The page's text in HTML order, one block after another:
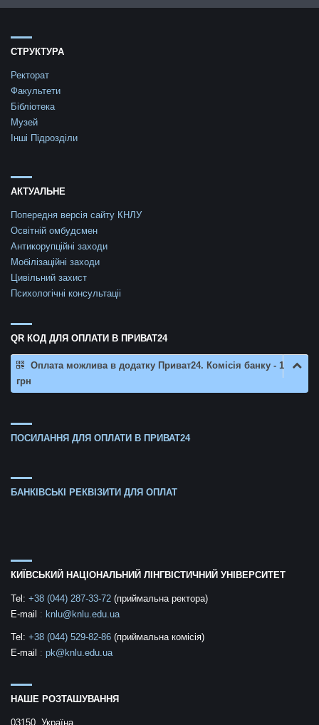
СТРУКТУРА
Ректорат
Факультети
Бібліотека
Музей
Інші Підрозділи
АКТУАЛЬНЕ
Попередня версія сайту КНЛУ
Освітній омбудсмен
Антикорупційні заходи
Мобілізаційні заходи
Цивільний захист
Психологічні консультаціі
QR КОД ДЛЯ ОПЛАТИ В ПРИВАТ24
Оплата можлива в додатку Приват24. Комісія банку - 1
грн
ПОСИЛАННЯ ДЛЯ ОПЛАТИ В ПРИВАТ24
БАНКІВСЬКІ РЕКВІЗИТИ ДЛЯ ОПЛАТ
КИЇВСЬКИЙ НАЦІОНАЛЬНИЙ ЛІНГВІСТИЧНИЙ УНІВЕРСИТЕТ
Tel: +38 (044) 287-33-72 (приймальна ректора)
E-mail : knlu@knlu.edu.ua
Tel: +38 (044) 529-82-86 (приймальна комісія)
E-mail : pk@knlu.edu.ua
НАШЕ РОЗТАШУВАННЯ
03150, Україна